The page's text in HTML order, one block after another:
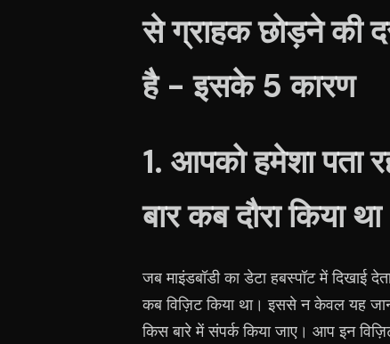
से ग्राहक छोड़ने की
है - इसके 5 कारण
1. आपको हमेशा पता
बार कब दौरा किया
जब माइंडबॉडी का डेटा हबस्पॉट में दिखाई
कब विज़िट किया था। इससे न केवल यह
किस बारे में संपर्क किया जाए। आप इन